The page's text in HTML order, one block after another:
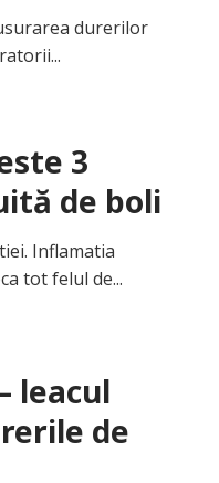
durerilor
3
de boli
Inflamatia
tot felul de...
leacul
de